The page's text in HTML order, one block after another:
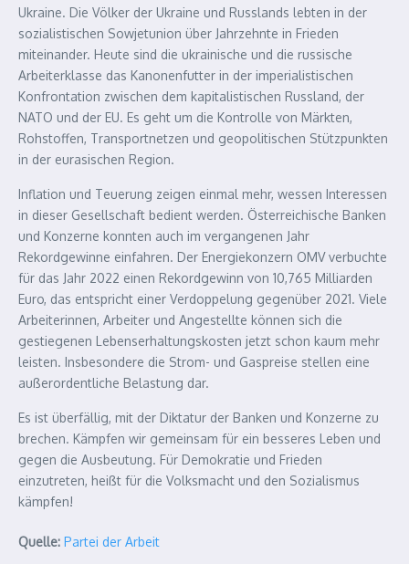
Ukraine. Die Völker der Ukraine und Russlands lebten in der
sozialistischen Sowjetunion über Jahrzehnte in Frieden
miteinander. Heute sind die ukrainische und die russische
Arbeiterklasse das Kanonenfutter in der imperialistischen
Konfrontation zwischen dem kapitalistischen Russland, der
NATO und der EU. Es geht um die Kontrolle von Märkten,
Rohstoffen, Transportnetzen und geopolitischen Stützpunkten
in der eurasischen Region.
Inflation und Teuerung zeigen einmal mehr, wessen Interessen
in dieser Gesellschaft bedient werden. Österreichische Banken
und Konzerne konnten auch im vergangenen Jahr
Rekordgewinne einfahren. Der Energiekonzern OMV verbuchte
für das Jahr 2022 einen Rekordgewinn von 10,765 Milliarden
Euro, das entspricht einer Verdoppelung gegenüber 2021. Viele
Arbeiterinnen, Arbeiter und Angestellte können sich die
gestiegenen Lebenserhaltungskosten jetzt schon kaum mehr
leisten. Insbesondere die Strom- und Gaspreise stellen eine
außerordentliche Belastung dar.
Es ist überfällig, mit der Diktatur der Banken und Konzerne zu
brechen. Kämpfen wir gemeinsam für ein besseres Leben und
gegen die Ausbeutung. Für Demokratie und Frieden
einzutreten, heißt für die Volksmacht und den Sozialismus
kämpfen!
Quelle: Partei der Arbeit